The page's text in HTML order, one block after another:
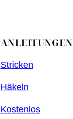
ANLEITUNGEN
Stricken
Häkeln
Kostenlos